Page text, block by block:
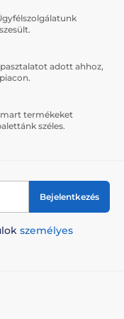
adott ahhoz,
termékeket
széles.
Bejelentkezés
személyes